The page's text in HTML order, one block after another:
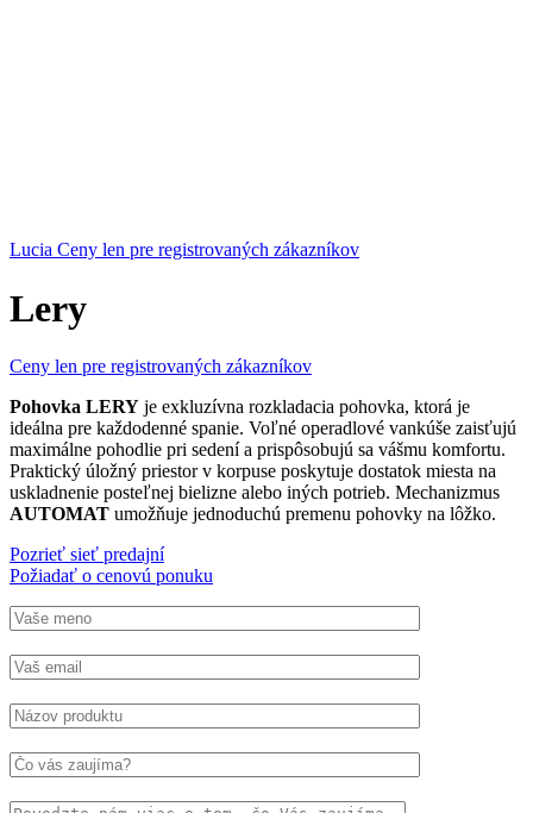
Lucia Ceny len pre registrovaných zákazníkov
Lery
Ceny len pre registrovaných zákazníkov
Pohovka LERY je exkluzívna rozkladacia pohovka, ktorá je
ideálna pre každodenné spanie. Voľné operadlové vankúše zaisťujú
maximálne pohodlie pri sedení a prispôsobujú sa vášmu komfortu.
Praktický úložný priestor v korpuse poskytuje dostatok miesta na
uskladnenie posteľnej bielizne alebo iných potrieb. Mechanizmus
AUTOMAT umožňuje jednoduchú premenu pohovky na lôžko.
Pozrieť sieť predajní
Požiadať o cenovú ponuku